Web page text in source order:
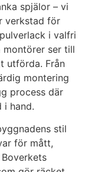
spjälor – vi
verkstad för
i valfri
ser till
utförda. Från
montering
process där
i hand.
stil
för mått,